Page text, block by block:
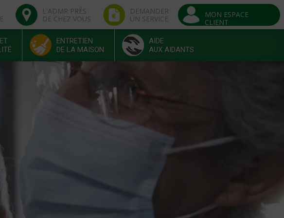
L'ADMR PRÈS
DE CHEZ VOUS
DEMANDER
UN SERVICE
MON ESPACE
CLIENT
ENTRETIEN
DE LA MAISON
AIDE
AUX AIDANTS